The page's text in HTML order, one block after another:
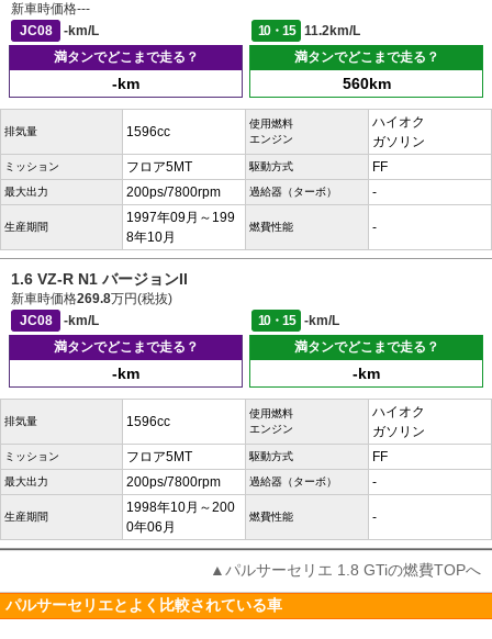
新車時価格---
JC08
-km/L 10・15
11.2km/L
満タンでどこまで走る？
-km
満タンでどこまで走る？
560km
排気量 1596cc
使用燃料
エンジン
ハイオク
ガソリン
ミッション フロア5MT 駆動方式 FF
最大出力 200ps/7800rpm 過給器（ターボ） -
生産期間
1997年09月～199
8年10月
燃費性能 -
1.6 VZ-R N1 バージョンII
新車時価格269.8万円(税抜)
JC08
-km/L 10・15
-km/L
満タンでどこまで走る？
-km
満タンでどこまで走る？
-km
排気量 1596cc
使用燃料
エンジン
ハイオク
ガソリン
ミッション フロア5MT 駆動方式 FF
最大出力 200ps/7800rpm 過給器（ターボ） -
生産期間
1998年10月～200
0年06月
燃費性能 -
▲パルサーセリエ 1.8 GTiの燃費TOPへ
パルサーセリエとよく比較されている車